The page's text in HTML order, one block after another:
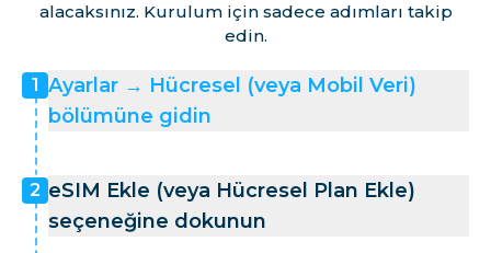
alacaksınız. Kurulum için sadece adımları takip
edin.
1
Ayarlar → Hücresel (veya Mobil Veri)
bölümüne gidin
2 eSIM Ekle (veya Hücresel Plan Ekle)
seçeneğine dokunun